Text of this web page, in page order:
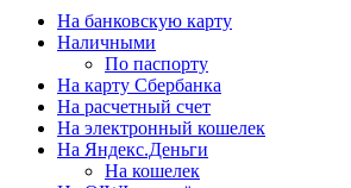
На банковскую карту
Наличными
По паспорту
На карту Сбербанка
На расчетный счет
На электронный кошелек
На Яндекс.Деньги
На кошелек